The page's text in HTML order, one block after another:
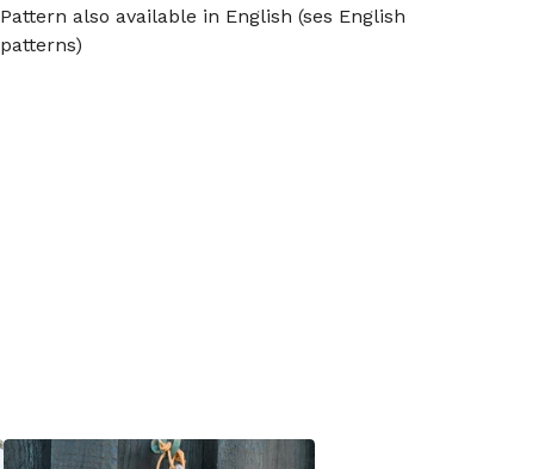
Pattern also available in English (ses English
patterns)